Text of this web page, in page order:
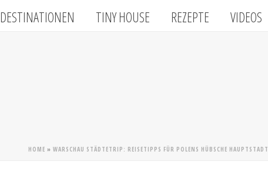
DESTINATIONEN TINY HOUSE REZEPTE VIDEOS
HOME » WARSCHAU STÄDTETRIP: REISETIPPS FÜR POLENS HÜBSCHE HAUPTSTADT